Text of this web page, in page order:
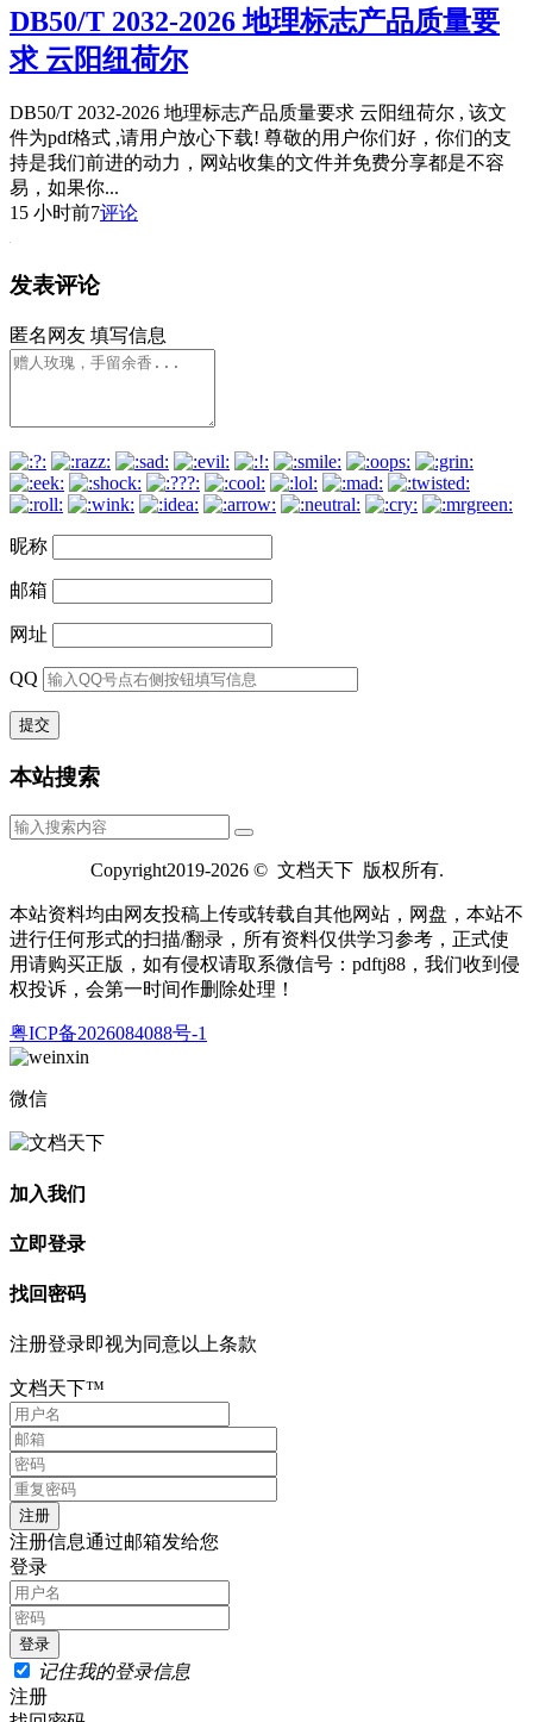
DB50/T 2032-2026 地理标志产品质量要
求 云阳纽荷尔
DB50/T 2032-2026 地理标志产品质量要求 云阳纽荷尔 , 该文
件为pdf格式 ,请用户放心下载! 尊敬的用户你们好，你们的支
持是我们前进的动力，网站收集的文件并免费分享都是不容
易，如果你...
15 小时前7评论
发表评论
匿名网友 填写信息
昵称
邮箱
网址
QQ
本站搜索
Copyright2019-2026 © 文档天下 版权所有.
本站资料均由网友投稿上传或转载自其他网站，网盘，本站不
进行仼何形式的扫描/翻录，所有资料仅供学习参考，正式使
用请购买正版，如有侵权请取系微信号：pdftj88，我们收到侵
权投诉，会第一时间作删除处理！
粤ICP备2026084088号-1
微信
加入我们
立即登录
找回密码
注册登录即视为同意以上条款
文档天下™
注册信息通过邮箱发给您
登录
记住我的登录信息
注册